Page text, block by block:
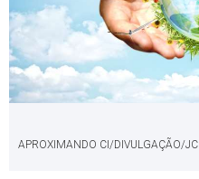
APROXIMANDO CI/DIVULGAÇÃO/JC